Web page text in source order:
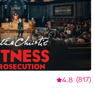
4.8 (817)